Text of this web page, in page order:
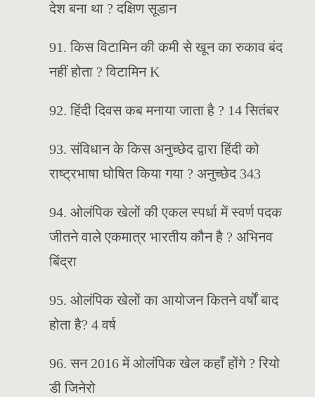
देश बना था ? दक्षिण सूडान
91. किस विटामिन की कमी से खून का रुकाव बंद
नहीं होता ? विटामिन K
92. हिंदी दिवस कब मनाया जाता है ? 14 सितंबर
93. संविधान के किस अनुच्छेद द्वारा हिंदी को
राष्ट्रभाषा घोषित किया गया ? अनुच्छेद 343
94. ओलंपिक खेलों की एकल स्पर्धा में स्वर्ण पदक
जीतने वाले एकमात्र भारतीय कौन है ? अभिनव
बिंद्रा
95. ओलंपिक खेलों का आयोजन कितने वर्षों बाद
होता है? 4 वर्ष
96. सन 2016 में ओलंपिक खेल कहाँ होंगे ? रियो
डी जिनेरो